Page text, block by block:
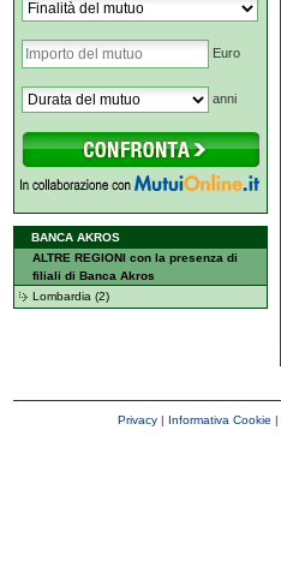
Euro
anni
BANCA AKROS
ALTRE REGIONI con la presenza di
filiali di Banca Akros
Lombardia (2)
Privacy| Informativa Cookie |